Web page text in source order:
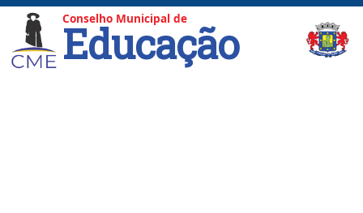
Conselho Municipal de
Educação